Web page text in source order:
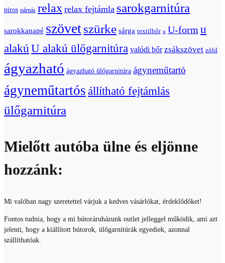
piros párnás relax relax fejtámla sarokgarnitúra
sarokkanapé szövetszürke sárga textilbőr u U-form u
alakú U alakú ülőgarnitúra valódi bőr zsákszövet zöld
ágyazható ágyazható ülőgarnitúra ágyneműtartó
ágyneműtartós állítható fejtámlás
ülőgarnitúra
Mielőtt autóba ülne és eljönne
hozzánk:
Mi valóban nagy szeretettel várjuk a kedves vásárlókat, érdeklődőket!
Fontos tudnia, hogy a mi bútoráruházunk outlet jelleggel működik, ami azt
jelenti, hogy a kiállított bútorok, ülőgarnitúrák egyediek, azonnal
szállíthatóak.